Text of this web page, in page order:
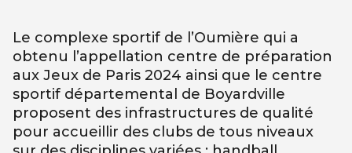
Le complexe sportif de l’Oumière qui a
obtenu l’appellation centre de préparation
aux Jeux de Paris 2024 ainsi que le centre
sportif départemental de Boyardville
proposent des infrastructures de qualité
pour accueillir des clubs de tous niveaux